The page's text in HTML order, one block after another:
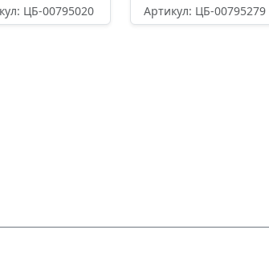
ЦБ-00795020 Артикул: ЦБ-00795279